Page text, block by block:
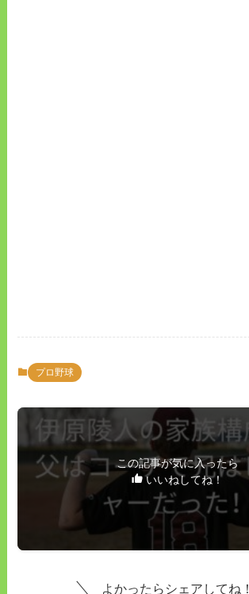
プロ野球
この記事が気に入ったら
いいねしてね！
よかったらシェアしてね！